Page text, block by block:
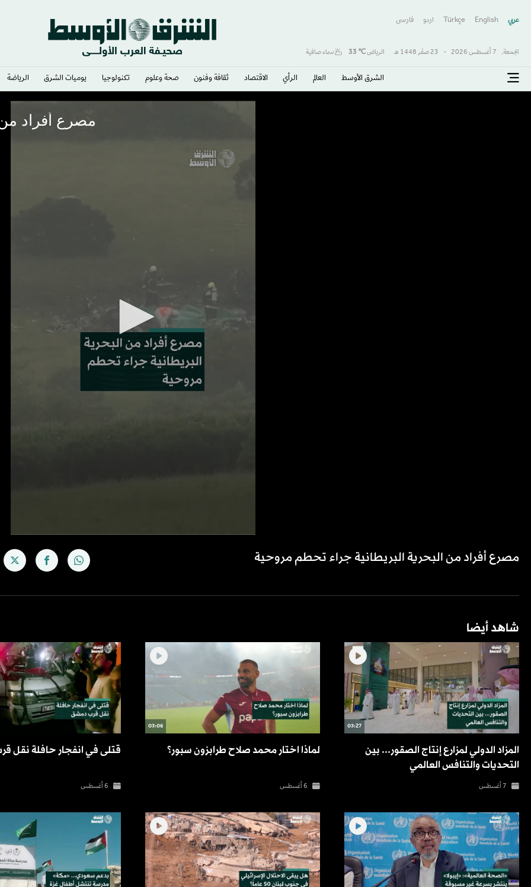
عربي English
Türkçe اردو فارسى
الجمعة, 7 أغسطس 2026 - 23 صفَر 1448 هـ الرياض℃
33 سماء صافية
الشرق الأوسط​ العالم الرأي الاقتصاد ثقافة وفنون صحة وعلوم تكنولوجيا يوميات الشرق​ الرياضة
مصرع أفراد من
مصرع أفراد من البحرية البريطانية جراء تحطم مروحية
شاهد أيضا
03:27
المزاد الدولي لمزارع إنتاج الصقور... بين
التحديات والتنافس العالمي
7 أغسطس
03:06
لماذا اختار محمد صلاح طرابزون سبور؟
6 أغسطس
قتلى في انفجار حافلة نقل
6 أغسطس